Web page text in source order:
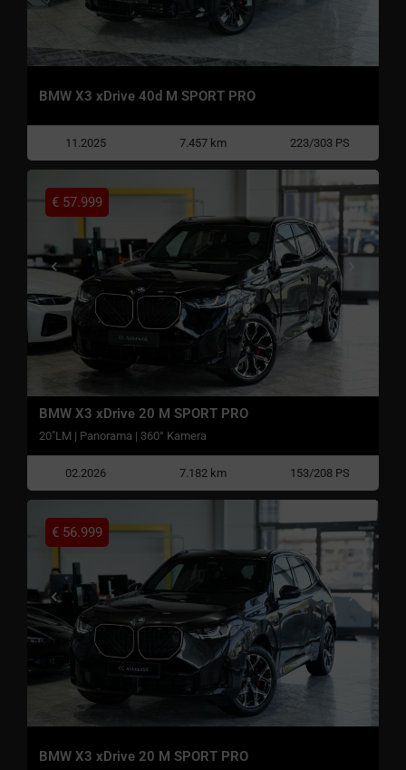
BMW X3 xDrive 40d M SPORT PRO
11.2025 7.457 km 223/303 PS
BMW X3 xDrive 20 M SPORT PRO
20"LM | Panorama | 360° Kamera
€ 57.999
02.2026 7.182 km 153/208 PS
BMW X3 xDrive 20 M SPORT PRO
€ 56.999